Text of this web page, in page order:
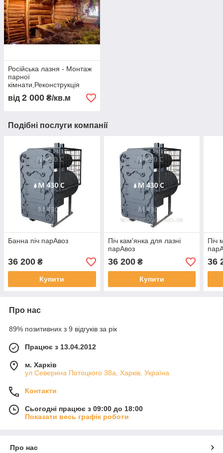
Російська лазня - Монтаж
парної
кімнати,Реконструкція
парної кімнати.
(застосування технології
від 2 000 ₴/кв.м
Подібні послуги компанії
Банна піч парАвоз
36 200 ₴
Купити
Піч кам'янка для лазні
парАвоз
36 200₴
Купити
Піч
36
Про нас
89% позитивних з 9 відгуків за рік
Працює з 13.04.2012
м. Харків
ул Северина Потоцкого 38а, Харків, Україна
Контакти
Сьогодні працює з 09:00 до 18:00
Показати весь графік роботи
Про нас